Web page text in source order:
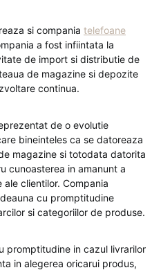
si compania telefoane
a fost infiintata la
de import si distributie de
de magazine si depozite
continua.
de o evolutie
bineinteles ca se datoreaza
magazine si totodata datorita
cunoasterea in amanunt a
clientilor. Compania
cu promptitudine
si categoriilor de produse.
promptitudine in cazul livrarilor
in alegerea oricarui produs,